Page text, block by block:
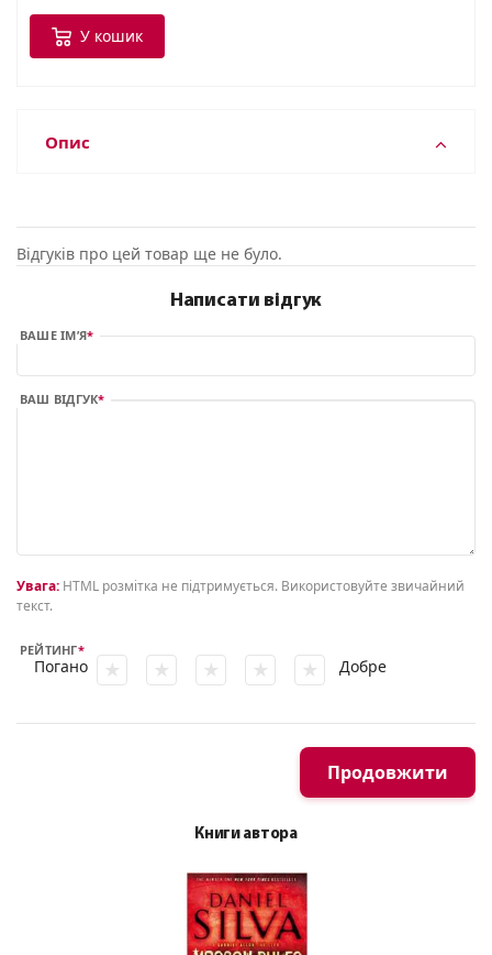
У кошик
Опис
Відгуків про цей товар ще не було.
Написати відгук
ВАШЕ ІМ’Я
ВАШ ВІДГУК
Увага: HTML розмітка не підтримується. Використовуйте звичайний
текст.
РЕЙТИНГ
Погано Добре
Продовжити
Книги автора